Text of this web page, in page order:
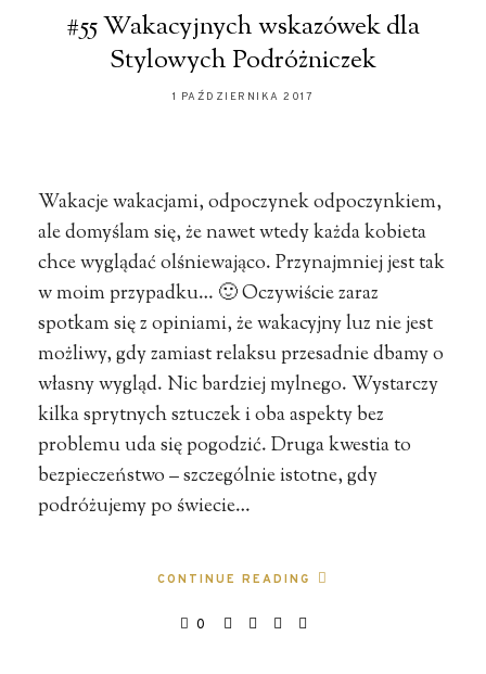
#55 Wakacyjnych wskazówek dla
Stylowych Podróżniczek
1 PAŹDZIERNIKA 2017
Wakacje wakacjami, odpoczynek odpoczynkiem,
ale domyślam się, że nawet wtedy każda kobieta
chce wyglądać olśniewająco. Przynajmniej jest tak
w moim przypadku… 🙂 Oczywiście zaraz
spotkam się z opiniami, że wakacyjny luz nie jest
możliwy, gdy zamiast relaksu przesadnie dbamy o
własny wygląd. Nic bardziej mylnego. Wystarczy
kilka sprytnych sztuczek i oba aspekty bez
problemu uda się pogodzić. Druga kwestia to
bezpieczeństwo – szczególnie istotne, gdy
podróżujemy po świecie…
CONTINUE READING
0